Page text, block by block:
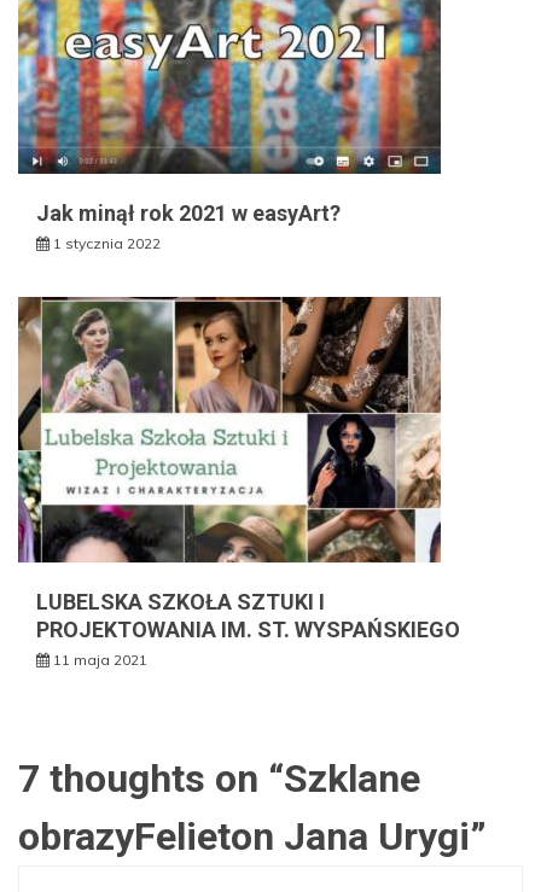
Jak minął rok 2021 w easyArt?
1 stycznia 2022
LUBELSKA SZKOŁA SZTUKI I
PROJEKTOWANIA IM. ST. WYSPAŃSKIEGO
11 maja 2021
7 thoughts on “Szklane
obrazyFelieton Jana Urygi”